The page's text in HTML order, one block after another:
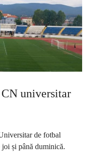
universitar
de fotbal
și până duminică.